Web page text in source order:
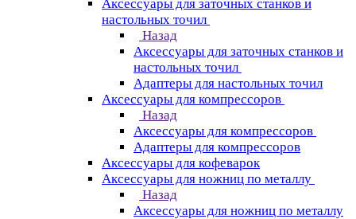
Аксессуары для заточных станков и
настольных точил
Назад
Аксессуары для заточных станков и
настольных точил
Адаптеры для настольных точил
Аксессуары для компрессоров
Назад
Аксессуары для компрессоров
Адаптеры для компрессоров
Аксессуары для кофеварок
Аксессуары для ножниц по металлу
Назад
Аксессуары для ножниц по металлу